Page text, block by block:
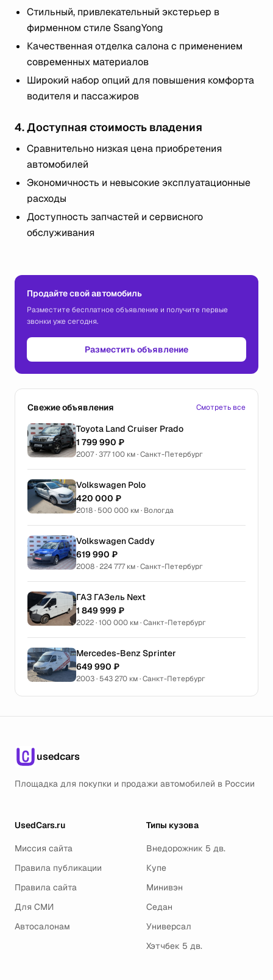
Стильный, привлекательный экстерьер в
фирменном стиле SsangYong
Качественная отделка салона с применением
современных материалов
Широкий набор опций для повышения комфорта
водителя и пассажиров
4. Доступная стоимость владения
Сравнительно низкая цена приобретения
автомобилей
Экономичность и невысокие эксплуатационные
расходы
Доступность запчастей и сервисного
обслуживания
Продайте свой автомобиль
Разместите бесплатное объявление и получите первые
звонки уже сегодня.
Разместить объявление
Свежие объявления Смотреть все
Toyota Land Cruiser Prado
1 799 990 ₽
2007 · 377 100 км · Санкт-Петербург
Volkswagen Polo
420 000 ₽
2018 · 500 000 км · Вологда
Volkswagen Caddy
619 990 ₽
2008 · 224 777 км · Санкт-Петербург
ГАЗ ГАЗель Next
1 849 999 ₽
2022 · 100 000 км · Санкт-Петербург
Mercedes-Benz Sprinter
649 990 ₽
2003 · 543 270 км · Санкт-Петербург
usedcars
Площадка для покупки и продажи автомобилей в России
UsedCars.ru
Миссия сайта
Правила публикации
Правила сайта
Для СМИ
Автосалонам
Типы кузова
Внедорожник 5 дв.
Купе
Минивэн
Седан
Универсал
Хэтчбек 5 дв.